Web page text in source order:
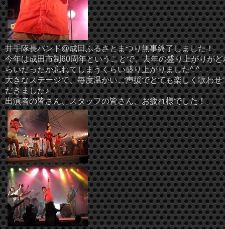
井手隊長バンド@成田ふるさとまつり無事終了しました！
今年は成田市制60周年ということで、去年の盛り上がりがど
らいだったか忘れてしまうくらい盛り上がりました^ ^
大きなステージで、毎度温かいご声援でとても楽しく歌わせ
だきました♪
出演者の皆さん、スタッフの皆さん、お疲れ様でした！